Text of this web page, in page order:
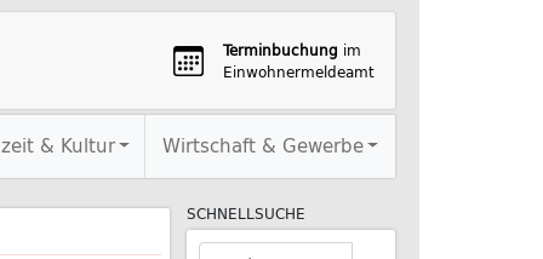
Terminbuchung im
Einwohnermeldeamt
& Kultur Wirtschaft & Gewerbe
SCHNELLSUCHE